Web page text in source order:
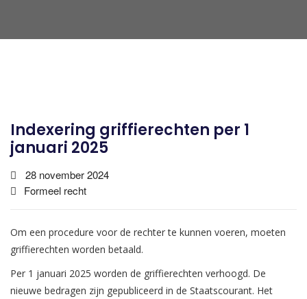
Indexering griffierechten per 1
januari 2025
28 november 2024
Formeel recht
Om een procedure voor de rechter te kunnen voeren, moeten
griffierechten worden betaald.
Per 1 januari 2025 worden de griffierechten verhoogd. De
nieuwe bedragen zijn gepubliceerd in de Staatscourant. Het